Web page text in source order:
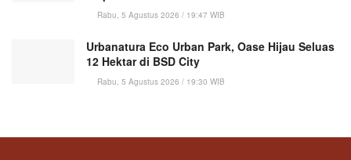
Rabu, 5 Agustus 2026 / 19:47 WIB
Urbanatura Eco Urban Park, Oase Hijau Seluas
12 Hektar di BSD City
Rabu, 5 Agustus 2026 / 19:30 WIB